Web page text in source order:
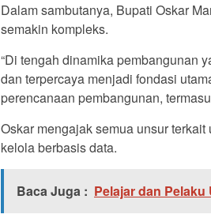
Dalam sambutanya, Bupati Oskar
semakin kompleks.
“Di tengah dinamika pembangunan
dan terpercaya menjadi fondasi
perencanaan pembangunan,
Oskar mengajak semua unsur
kelola berbasis data.
Baca Juga : Pelajar dan